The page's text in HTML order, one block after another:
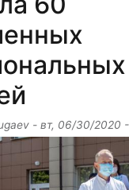
- вт, 06/30/2020 -